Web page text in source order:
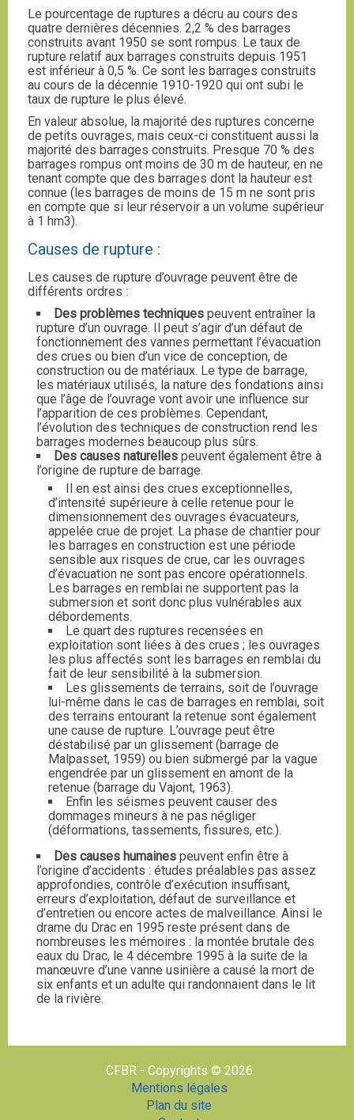
Le pourcentage de ruptures a décru au cours des
quatre dernières décennies. 2,2 % des barrages
construits avant 1950 se sont rompus. Le taux de
rupture relatif aux barrages construits depuis 1951
est inférieur à 0,5 %. Ce sont les barrages construits
au cours de la décennie 1910-1920 qui ont subi le
taux de rupture le plus élevé.
En valeur absolue, la majorité des ruptures concerne
de petits ouvrages, mais ceux-ci constituent aussi la
majorité des barrages construits. Presque 70 % des
barrages rompus ont moins de 30 m de hauteur, en ne
tenant compte que des barrages dont la hauteur est
connue (les barrages de moins de 15 m ne sont pris
en compte que si leur réservoir a un volume supérieur
à 1 hm3).
Causes de rupture :
Les causes de rupture d’ouvrage peuvent être de
différents ordres :
Des problèmes techniquespeuvent entraîner la
rupture d’un ouvrage. Il peut s’agir d’un défaut de
fonctionnement des vannes permettant l’évacuation
des crues ou bien d’un vice de conception, de
construction ou de matériaux. Le type de barrage,
les matériaux utilisés, la nature des fondations ainsi
que l’âge de l’ouvrage vont avoir une influence sur
l’apparition de ces problèmes. Cependant,
l’évolution des techniques de construction rend les
barrages modernes beaucoup plus sûrs.
Des causes naturellespeuvent également être à
l’origine de rupture de barrage.
Il en est ainsi des crues exceptionnelles,
d’intensité supérieure à celle retenue pour le
dimensionnement des ouvrages évacuateurs,
appelée crue de projet. La phase de chantier pour
les barrages en construction est une période
sensible aux risques de crue, car les ouvrages
d’évacuation ne sont pas encore opérationnels.
Les barrages en remblai ne supportent pas la
submersion et sont donc plus vulnérables aux
débordements.
Le quart des ruptures recensées en
exploitation sont liées à des crues ; les ouvrages
les plus affectés sont les barrages en remblai du
fait de leur sensibilité à la submersion.
Les glissements de terrains, soit de l’ouvrage
lui-même dans le cas de barrages en remblai, soit
des terrains entourant la retenue sont également
une cause de rupture. L’ouvrage peut être
déstabilisé par un glissement (barrage de
Malpasset, 1959) ou bien submergé par la vague
engendrée par un glissement en amont de la
retenue (barrage du Vajont, 1963).
Enfin les séismes peuvent causer des
dommages mineurs à ne pas négliger
(déformations, tassements, fissures, etc.).
Des causes humainespeuvent enfin être à
l’origine d’accidents : études préalables pas assez
approfondies, contrôle d’exécution insuffisant,
erreurs d’exploitation, défaut de surveillance et
d’entretien ou encore actes de malveillance. Ainsi le
drame du Drac en 1995 reste présent dans de
nombreuses les mémoires : la montée brutale des
eaux du Drac, le 4 décembre 1995 à la suite de la
manœuvre d’une vanne usinière a causé la mort de
six enfants et un adulte qui randonnaient dans le lit
de la rivière.
CFBR - Copyrights © 2026
Mentions légales
Plan du site